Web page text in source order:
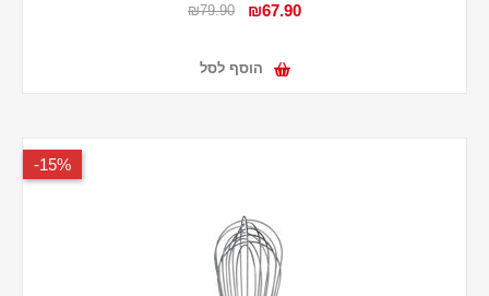
₪67.90
₪79.90
הוסף לסל
15%-